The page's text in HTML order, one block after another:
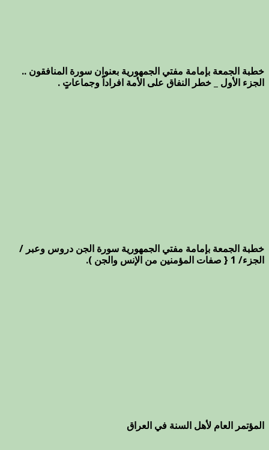
خطبة الجمعة بإمامة مفتي الجمهورية بعنوان سورة المنافقون ..
الجزء الأول _ خطر النفاق على الأمة افراداً وجماعاتٍ .
خطبة الجمعة بإمامة مفتي الجمهورية سورة الجن دروس وعبر /
الجزء/ 1 { صفات المؤمنين من الإنس والجن ).
المؤتمر العام لأهل السنة في العراق